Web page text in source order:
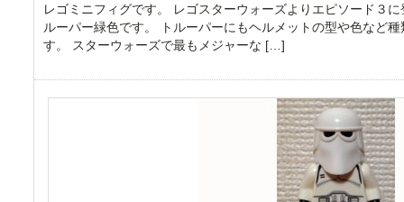
レゴミニフィグです。 レゴスターウォーズよりエピソード３
ルーパー緑色です。 トルーパーにもヘルメットの型や色など
す。 スターウォーズで最もメジャーな […]